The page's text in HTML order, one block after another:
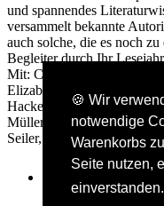
🍪 Wir
notwendige
Warenkorbs
Seite nutzen,
einverstanden.
und spannendes
versammelt bekannte
auch solche, die es noch
Begleiter durch Ihr
Mit: Collette, Denis
Elizabeth George, Nadine
Hacker, Nick Hornby,
Müller, Friederike
Seiler, Elif Shafak, Karl